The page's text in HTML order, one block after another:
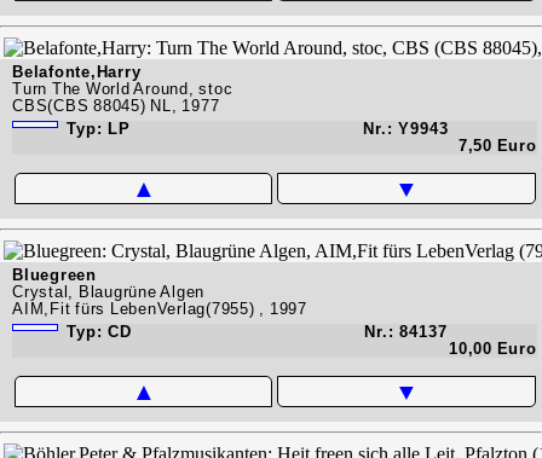
Belafonte,Harry
Turn The World Around, stoc
CBS(CBS 88045) NL, 1977
Typ: LP
Nr.: Y9943
7,50 Euro
▲ ▼
Bluegreen
Crystal, Blaugrüne Algen
AIM,Fit fürs LebenVerlag(7955) , 1997
Typ: CD
Nr.: 84137
10,00 Euro
▲ ▼